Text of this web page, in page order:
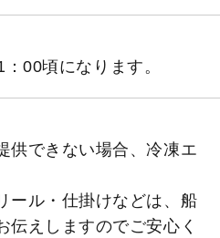
00頃になります。
供できない場合、冷凍エ
ール・仕掛けなどは、船
伝えしますのでご安心く